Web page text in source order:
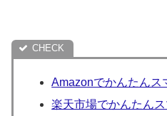
Amazonでかんたんス
楽天市場でかんたん